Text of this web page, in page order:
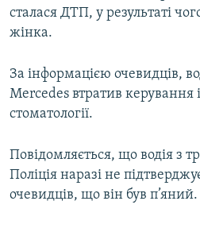
КТАТ
Усі сайти RFE/RL
сталася ДТП, у результаті
жінка.
За інформацією очевидців,
Mercedes втратив керування
стоматології.
Повідомляється, що водія з
Поліція наразі не
очевидців, що він був п’яний.